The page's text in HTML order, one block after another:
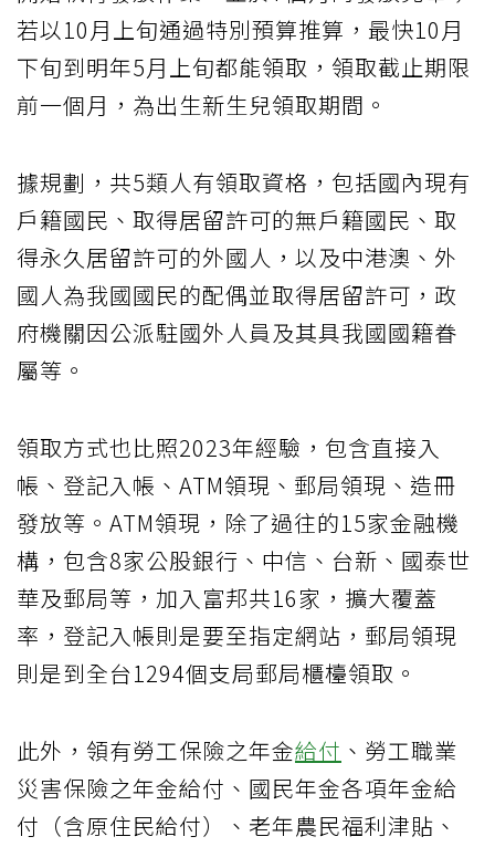
若以10月上旬通過特別預算推算，最快10月
下旬到明年5月上旬都能領取，領取截止期限
前一個月，為出生新生兒領取期間。
據規劃，共5類人有領取資格，包括國內現有
戶籍國民、取得居留許可的無戶籍國民、取
得永久居留許可的外國人，以及中港澳、外
國人為我國國民的配偶並取得居留許可，政
府機關因公派駐國外人員及其具我國國籍眷
屬等。
領取方式也比照2023年經驗，包含直接入
帳、登記入帳、ATM領現、郵局領現、造冊
發放等。ATM領現，除了過往的15家金融機
構，包含8家公股銀行、中信、台新、國泰世
華及郵局等，加入富邦共16家，擴大覆蓋
率，登記入帳則是要至指定網站，郵局領現
則是到全台1294個支局郵局櫃檯領取。
此外，領有勞工保險之年金給付 、勞工職業
災害保險之年金給付、國民年金各項年金給
付（含原住民給付）、老年農民福利津貼、